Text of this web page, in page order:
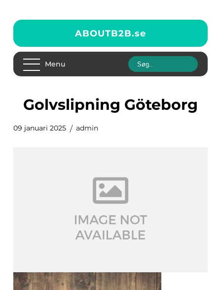
ABOUTB2B.se
Menu
golvslipning Göteborg
09 januari 2025 admin